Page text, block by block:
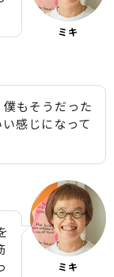
ミキ
もそうだった
感じになって
ミキ